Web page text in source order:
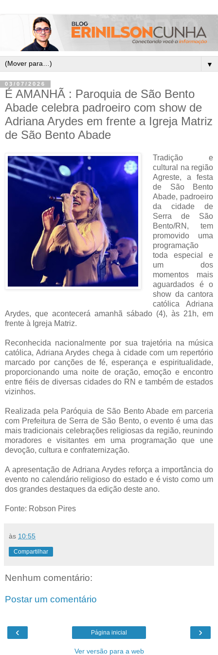
▼
03/07/2026
É AMANHÃ : Paroquia de São Bento
Abade celebra padroeiro com show de
Adriana Arydes em frente a Igreja Matriz
de São Bento Abade
Tradição e
cultural na região
Agreste, a festa
de São Bento
Abade, padroeiro
da cidade de
Serra de São
Bento/RN, tem
promovido uma
programação
toda especial e
um dos
momentos mais
aguardados é o
show da cantora
católica Adriana
Arydes, que acontecerá amanhã sábado (4), às 21h, em
frente à Igreja Matriz.
Reconhecida nacionalmente por sua trajetória na música
católica, Adriana Arydes chega à cidade com um repertório
marcado por canções de fé, esperança e espiritualidade,
proporcionando uma noite de oração, emoção e encontro
entre fiéis de diversas cidades do RN e também de estados
vizinhos.
Realizada pela Paróquia de São Bento Abade em parceria
com Prefeitura de Serra de São Bento, o evento é uma das
mais tradicionais celebrações religiosas da região, reunindo
moradores e visitantes em uma programação que une
devoção, cultura e confraternização.
A apresentação de Adriana Arydes reforça a importância do
evento no calendário religioso do estado e é visto como um
dos grandes destaques da edição deste ano.
Fonte: Robson Pires
às 10:55
Compartilhar
Nenhum comentário:
Postar um comentário
‹ ›
Página inicial
Ver versão para a web